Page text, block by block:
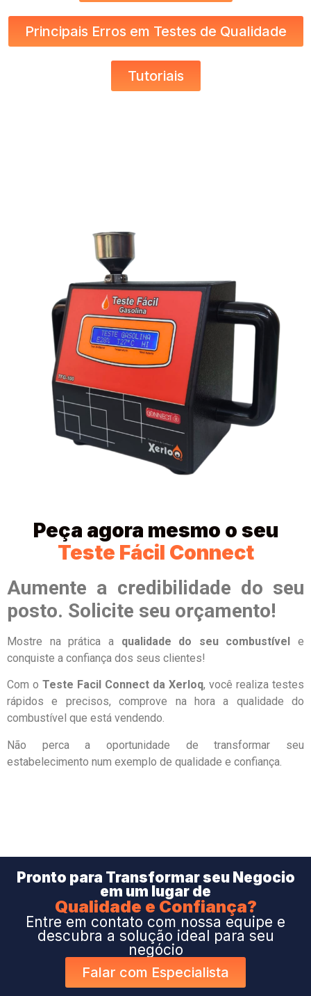
Principais Erros em Testes de Qualidade
Tutoriais
Peça agora mesmo o seu
Teste Fácil Connect
Aumente a credibilidade do seu
posto. Solicite seu orçamento!
Mostre na prática a qualidade do seu combustível e
conquiste a confiança dos seus clientes!
Com o Teste Facil Connect da Xerloq, você realiza testes
rápidos e precisos, comprove na hora a qualidade do
combustível que está vendendo.
Não perca a oportunidade de transformar seu
estabelecimento num exemplo de qualidade e confiança.
Pronto para Transformar seu Negocio
em um lugar de
Qualidade e Confiança?
Entre em contato com nossa equipe e
descubra a solução ideal para seu
negócio
Falar com Especialista